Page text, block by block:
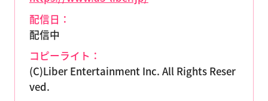
配信日：
配信中
コピーライト：
(C)Liber Entertainment Inc. All Rights Reser
ved.